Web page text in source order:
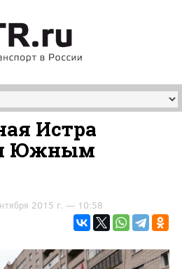
Истра
Южным
2015 г. — 10:58